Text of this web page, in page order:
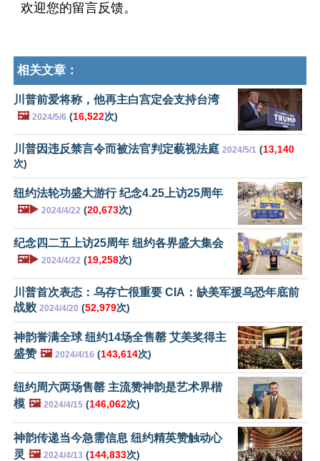
欢迎您的留言反馈。
相关文章：
川普前爱将称，他再主白宫定会支持台湾
🖼️ 2024/5/6 (16,522次)
川普因违反禁言令而被法官判定藐视法庭 2024/5/1 (13,140
次)
纽约法轮功盛大游行 纪念4.25上访25周年
🖼️▶️ 2024/4/22 (20,673次)
纪念四二五上访25周年 纽约各界盛大集会
🖼️▶️ 2024/4/22 (19,258次)
川普首次表态：乌存亡很重要 CIA：缺美军援乌恐年底前
战败 2024/4/20 (52,979次)
神韵誉满全球 纽约14场全售罄 艾美奖得主
盛赞 🖼️ 2024/4/16 (143,614次)
纽约周六两场售罄 主流赞神韵是艺术界楷
模 🖼️ 2024/4/15 (146,062次)
神韵传递当今急需信息 纽约精英赞触动心
灵 🖼️ 2024/4/13 (144,833次)